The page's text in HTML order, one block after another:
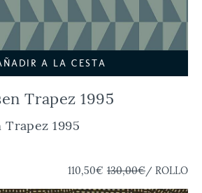
A LA CESTA
Trapez 1995
Trapez 1995
110,50€ 130,00€/ ROLLO